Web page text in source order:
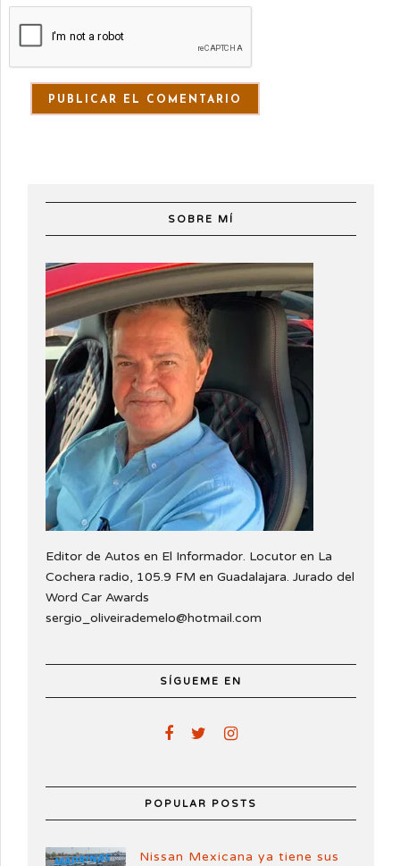
SOBRE MÍ
Editor de Autos en El Informador. Locutor en La
Cochera radio, 105.9 FM en Guadalajara. Jurado del
Word Car Awards
sergio_oliveirademelo@hotmail.com
SÍGUEME EN
POPULAR POSTS
Nissan Mexicana ya tiene sus